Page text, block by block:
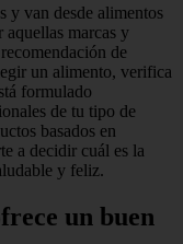
y van desde alimentos
aquellas marcas y
de
un alimento, verifica
formulado
de tu tipo de
basados en
a decidir cuál es la
y feliz.
un buen